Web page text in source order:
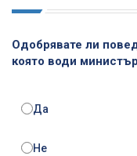
Одобрявате ли
която води
Да
Не